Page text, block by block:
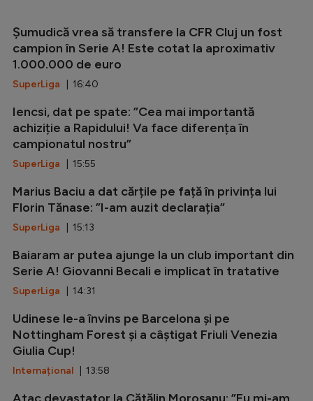
Șumudică vrea să transfere la CFR Cluj un fost
campion în Serie A! Este cotat la aproximativ
1.000.000 de euro
SuperLiga | 16:40
Iencsi, dat pe spate: ”Cea mai importantă
achiziție a Rapidului! Va face diferența în
campionatul nostru”
SuperLiga | 15:55
Marius Baciu a dat cărțile pe față în privința lui
Florin Tănase: ”I-am auzit declarația”
SuperLiga | 15:13
Baiaram ar putea ajunge la un club important din
Serie A! Giovanni Becali e implicat în tratative
SuperLiga | 14:31
Udinese le-a învins pe Barcelona și pe
Nottingham Forest și a câștigat Friuli Venezia
Giulia Cup!
Internațional | 13:58